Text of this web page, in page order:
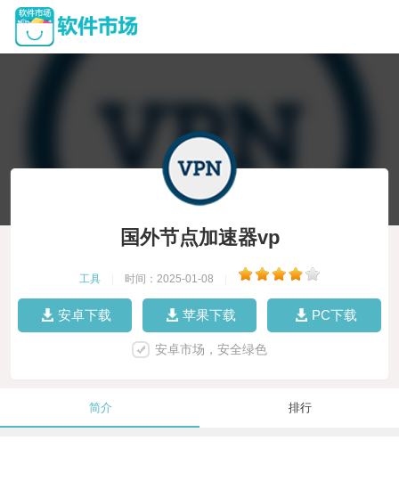
国外节点加速器vp
工具 时间：2025-01-08
安卓下载 苹果下载 PC下载
安卓市场，安全绿色
简介 排行